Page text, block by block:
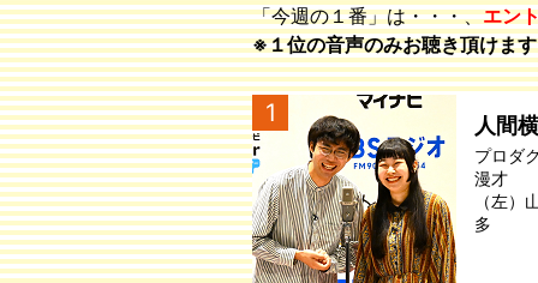
「今週の１番」は・・・、エン
※１位の音声のみお聴き頂けます
1 人間
プロダ
漫才
（左
多